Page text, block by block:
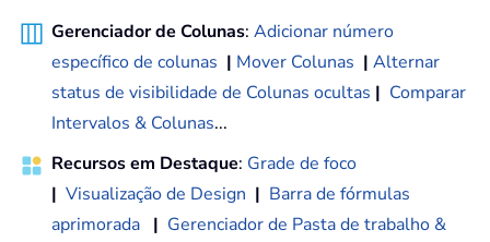
Gerenciador de Colunas: Adicionar número
específico de colunas | Mover Colunas | Alternar
status de visibilidade de Colunas ocultas | Comparar
Intervalos & Colunas...
Recursos em Destaque: Grade de foco
| Visualização de Design | Barra de fórmulas
aprimorada | Gerenciador de Pasta de trabalho &